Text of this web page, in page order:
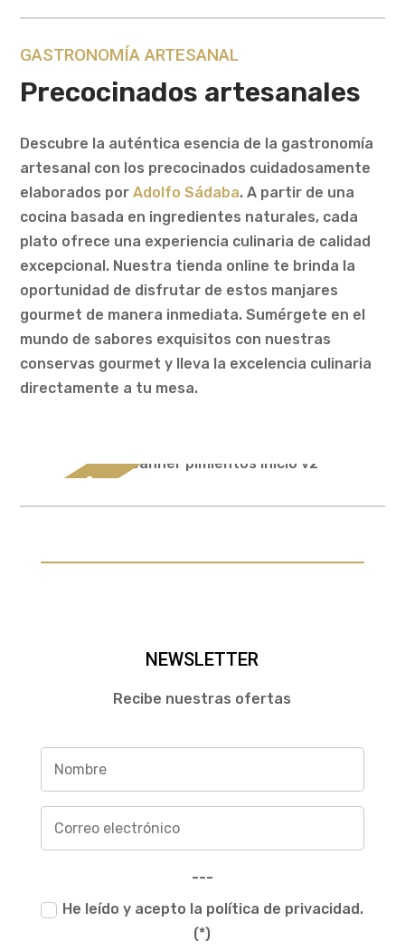
GASTRONOMÍA ARTESANAL
Precocinados artesanales
Descubre la auténtica esencia de la gastronomía
artesanal con los precocinados cuidadosamente
elaborados porAdolfo Sádaba. A partir de una
cocina basada en ingredientes naturales, cada
plato ofrece una experiencia culinaria de calidad
excepcional. Nuestra tienda online te brinda la
oportunidad de disfrutar de estos manjares
gourmet de manera inmediata. Sumérgete en el
mundo de sabores exquisitos con nuestras
conservas gourmet y lleva la excelencia culinaria
directamente a tu mesa.
Descubre
NEWSLETTER
Recibe nuestras ofertas
---
He leído y acepto la política de privacidad.
(*)